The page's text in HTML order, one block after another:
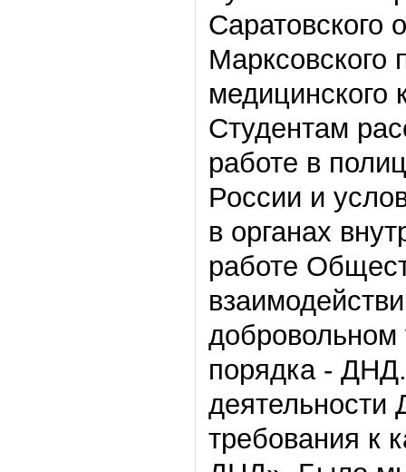
Саратовского
Марксовского
медицинского
Студентам
работе в
России и
в органах
работе
добровольном
порядка -
деятельности
требования к